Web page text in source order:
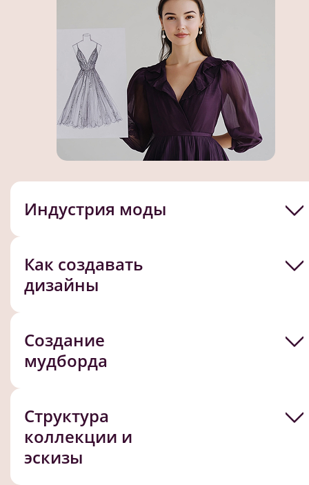
Индустрия моды
Как создавать
дизайны
Создание
мудборда
Структура
коллекции и
эскизы